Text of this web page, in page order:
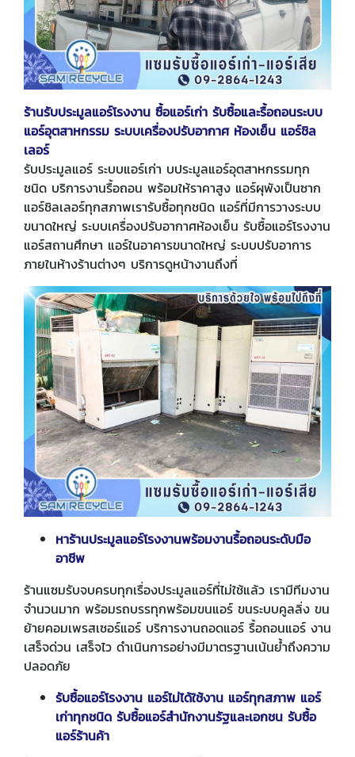
ร้านรับประมูลแอร์โรงงาน ซื้อแอร์เก่า รับซื้อและรื้อถอนระบบ
แอร์อุตสาหกรรม ระบบเครื่องปรับอากาศ ห้องเย็น แอร์ชิล
เลอร์
รับประมูลแอร์ ระบบแอร์เก่า บประมูลแอร์อุตสาหกรรมทุก
ชนิด บริการงานรื้อถอน พร้อมให้ราคาสูง แอร์ผุพังเป็นซาก
แอร์ชิลเลอร์ทุกสภาพเรารับซื้อทุกชนิด แอร์ที่มีการวางระบบ
ขนาดใหญ่ ระบบเครื่องปรับอากาศห้องเย็น รับซื้อแอร์โรงงาน
แอร์สถานศึกษา แอร์ในอาคารขนาดใหญ่ ระบบปรับอาการ
ภายในห้างร้านต่างๆ บริการดูหน้างานถึงที่
หาร้านประมูลแอร์โรงงานพร้อมงานรื้อถอนระดับมือ
อาชีพ
ร้านแซมรับจบครบทุกเรื่องประมูลแอร์ที่ไม่ใช้แล้ว เรามีทีมงาน
จำนวนมาก พร้อมรถบรรทุกพร้อมขนแอร์ ขนระบบคูลลิ่ง ขน
ย้ายคอมเพรสเซอร์แอร์ บริการงานถอดแอร์ รื้อถอนแอร์ งาน
เสร็จด่วน เสร็จไว ดำเนินการอย่างมีมาตรฐานเน้นย้ำถึงความ
ปลอดภัย
รับซื้อแอร์โรงงาน แอร์ไม่ได้ใช้งาน แอร์ทุกสภาพ แอร์
เก่าทุกชนิด รับซื้อแอร์สำนักงานรัฐและเอกชน รับซื้อ
แอร์ร้านค้า